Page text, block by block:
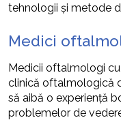
tehnologii și metode
Medici
Medicii oftalmologi
clinică oftalmologică
să aibă o experiență
problemelor de